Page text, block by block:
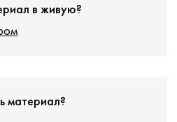
в живую?
материал?